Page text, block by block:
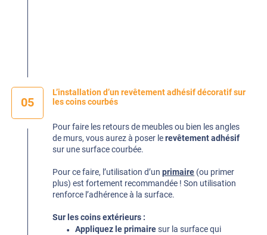
05
L’installation d’un revêtement adhésif décoratif sur
les coins courbés
Pour faire les retours de meubles ou bien les angles
de murs, vous aurez à poser lerevêtement adhésif
sur une surface courbée.
Pour ce faire, l’utilisation d’unprimaire (ou primer
plus) est fortement recommandée ! Son utilisation
renforce l’adhérence à la surface.
Sur les coins extérieurs :
Appliquez le primairesur la surface qui